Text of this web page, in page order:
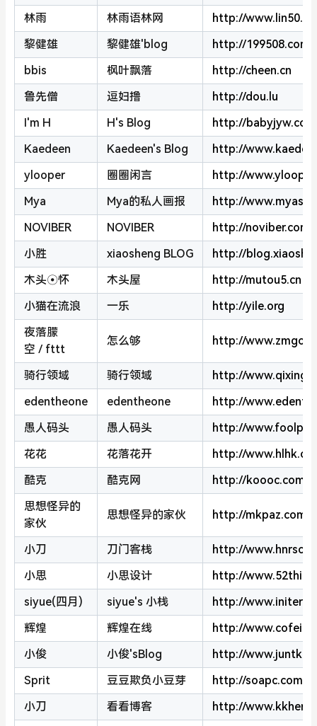
林雨 林雨语林网
http://
黎健雄
黎健雄'blog
http://199508.com
bbis
枫叶飘落
http://cheen.cn
鲁先僧
逗妇撸
http://dou.lu
I'm H
H's Blog
http://babyjyw.com
Kaedeen
Kaedeen's Blog
http://
ylooper
圈圈闲言
http://
Mya
Mya的私人画报
http://
NOVIBER
NOVIBER
http://noviber.com
小胜
xiaosheng BLOG
http://
木头☉怀
木头屋
http://mutou5.cn
小猫在流浪
一乐
http://yile.org
夜落朦
空 / fttt
怎么够 http://
骑行领域 骑行领域
http://
edentheone
edentheone
http://
愚人码头
愚人码头
http://
花花
花落花开
http://www.hlhk.cn
酷克
酷克网
http://koooc.com
思想怪异的
家伙
思想怪异的家伙 http://mkpaz.com
小刀 刀门客栈
http://
小思
小思设计
http://
siyue(四月)
siyue's 小栈
http://
辉煌
辉煌在线
http://
小俊
小俊'sBlog
http://
Sprit
豆豆欺负小豆芽
http://soapc.com
小刀
看看博客 http://